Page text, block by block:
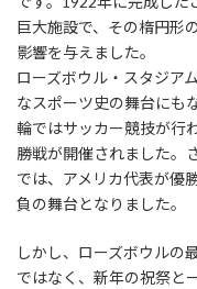
巨大施設で、その楕円形
影響を与えました。
ローズボウル・スタジア
なスポーツ史の舞台にも
輪ではサッカー競技が行
勝戦が開催されました。
では、アメリカ代表が優
負の舞台となりました。
しかし、ローズボウルの
ではなく、新年の祝祭と